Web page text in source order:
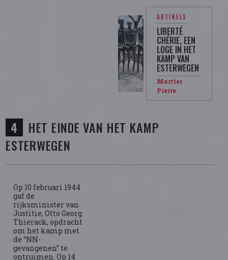
ARTIKELS
LIBERTÉ
CHÉRIE, EEN
LOGE IN HET
KAMP VAN
ESTERWEGEN
Mortier
Pierre
HET EINDE VAN HET KAMP
ESTERWEGEN
Op 10 februari 1944
gaf de
rijksminister van
Justitie, Otto Georg
Thierack, opdracht
om het kamp met
de “NN-
gevangenen” te
ontruimen. Op 14